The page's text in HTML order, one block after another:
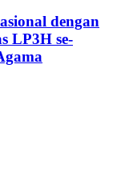
dengan
LP3H se-